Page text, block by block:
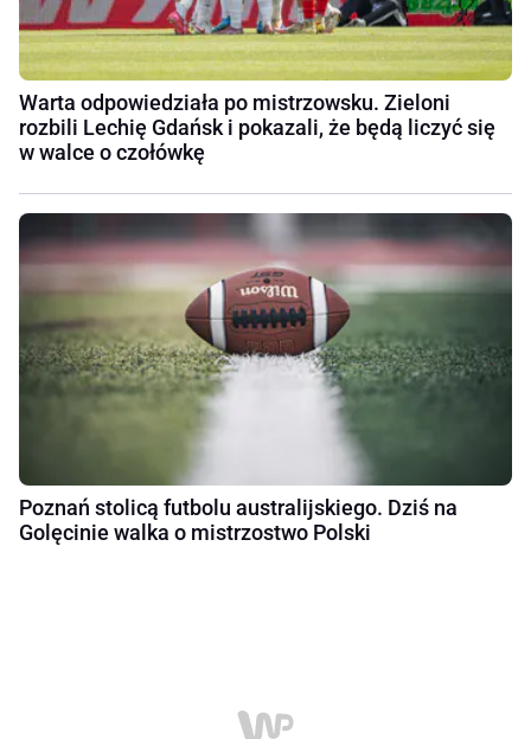
Warta odpowiedziała po mistrzowsku. Zieloni
rozbili Lechię Gdańsk i pokazali, że będą liczyć się
w walce o czołówkę
Poznań stolicą futbolu australijskiego. Dziś na
Golęcinie walka o mistrzostwo Polski